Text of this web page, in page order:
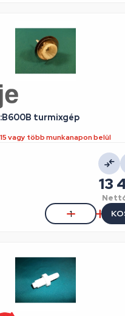
turmixgép
vagy több munkanapon belül
13